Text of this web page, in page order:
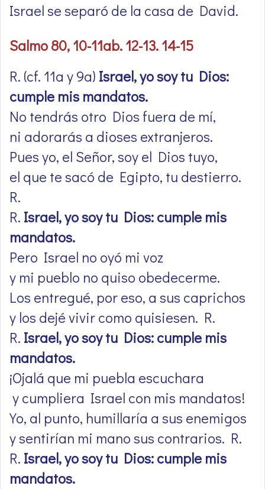
Israel se separó de la casa de David.
Salmo 80, 10-11ab. 12-13. 14-15
R. (cf. 11a y 9a) Israel, yo soy tu Dios:
cumple mis mandatos.
No tendrás otro Dios fuera de mí,
ni adorarás a dioses extranjeros.
Pues yo, el Señor, soy el Dios tuyo,
el que te sacó de Egipto, tu destierro.
R.
R. Israel, yo soy tu Dios: cumple mis
mandatos.
Pero Israel no oyó mi voz
y mi pueblo no quiso obedecerme.
Los entregué, por eso, a sus caprichos
y los dejé vivir como quisiesen. R.
R. Israel, yo soy tu Dios: cumple mis
mandatos.
¡Ojalá que mi puebla escuchara
y cumpliera Israel con mis mandatos!
Yo, al punto, humillaría a sus enemigos
y sentirían mi mano sus contrarios. R.
R. Israel, yo soy tu Dios: cumple mis
mandatos.